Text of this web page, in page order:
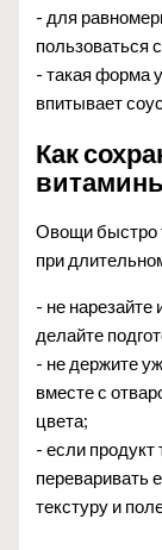
- для
пользоваться
- такая форма
впитывает
Как
Овощи быстро
при
- не
делайте
- не держите
вместе с
цвета;
- если продукт
переваривать
текстуру и